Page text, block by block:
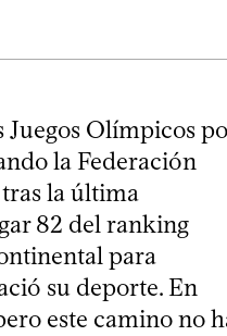
Olímpicos
la Federación
la última
82 del ranking
para
su deporte. En
este camino no